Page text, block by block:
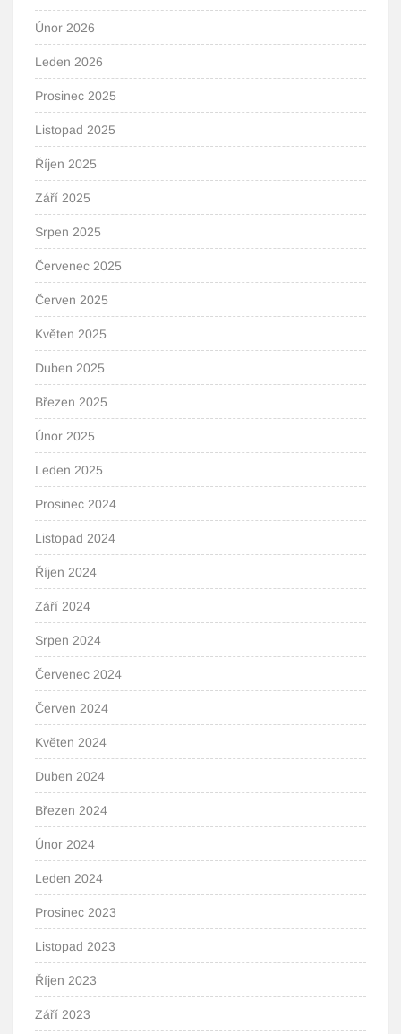
Únor 2026
Leden 2026
Prosinec 2025
Listopad 2025
Říjen 2025
Září 2025
Srpen 2025
Červenec 2025
Červen 2025
Květen 2025
Duben 2025
Březen 2025
Únor 2025
Leden 2025
Prosinec 2024
Listopad 2024
Říjen 2024
Září 2024
Srpen 2024
Červenec 2024
Červen 2024
Květen 2024
Duben 2024
Březen 2024
Únor 2024
Leden 2024
Prosinec 2023
Listopad 2023
Říjen 2023
Září 2023